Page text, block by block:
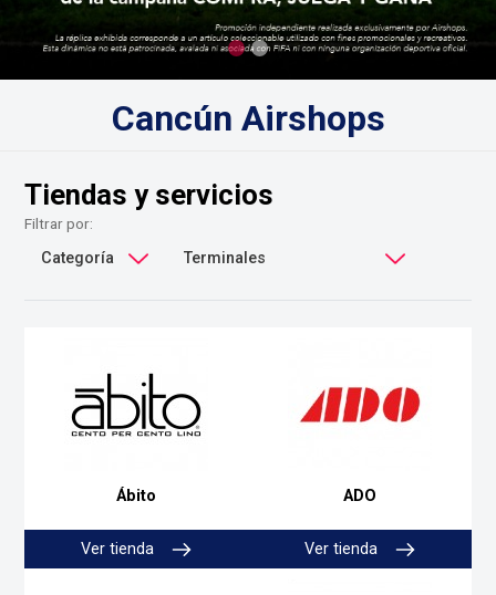
Cancún Airshops
Tiendas y servicios
Filtrar por:
Ábito
Ver tienda
ADO
Ver tienda